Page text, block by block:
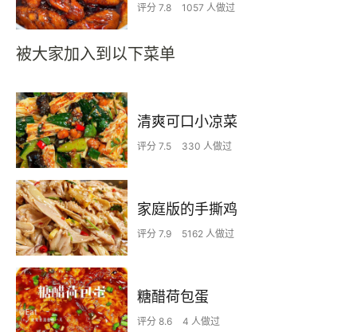
评分 7.8 1057 人做过
被大家加入到以下菜单
清爽可口小凉菜
评分 7.5 330 人做过
家庭版的手撕鸡
评分 7.9 5162 人做过
糖醋荷包蛋
评分 8.6 4 人做过